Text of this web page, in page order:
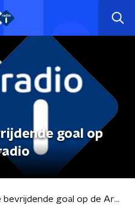
goal op
Zo klonk de bevrijdende goal op de Argentijnse radio